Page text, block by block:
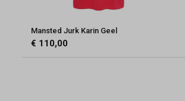
Mansted Jurk Karin Geel
€ 110,00